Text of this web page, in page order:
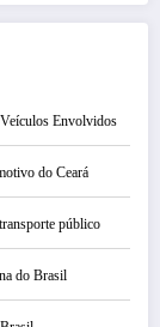
Envolvidos
do Ceará
público
do Brasil